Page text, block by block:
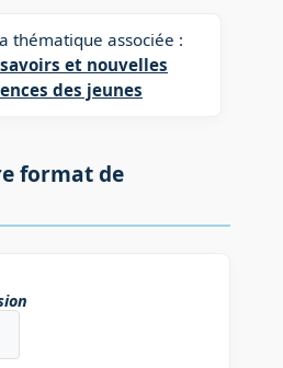
thématique associée :
et nouvelles
des jeunes
format de